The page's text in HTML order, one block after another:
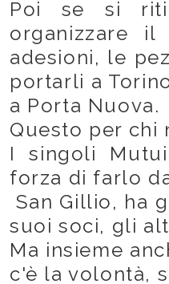
Poi se si
organizzare
adesioni, le
portarli a
a Porta Nuova.
Questo per
I singoli
forza di farlo
San Gillio, ha
suoi soci, gli
Ma insieme
c'è la volontà,